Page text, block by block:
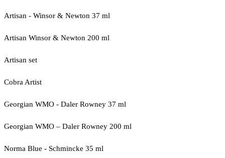
Artisan - Winsor & Newton 37 ml
Artisan Winsor & Newton 200 ml
Artisan set
Cobra Artist
Georgian WMO - Daler Rowney 37 ml
Georgian WMO – Daler Rowney 200 ml
Norma Blue - Schmincke 35 ml